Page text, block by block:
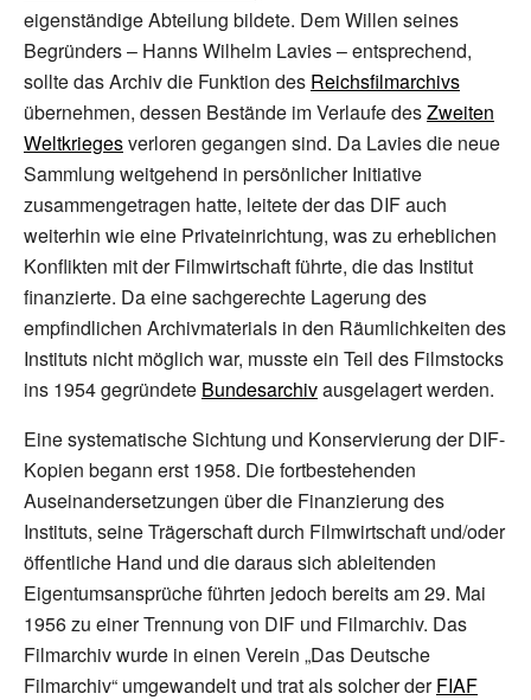
eigenständige Abteilung bildete. Dem Willen seines
Begründers – Hanns Wilhelm Lavies – entsprechend,
sollte das Archiv die Funktion des Reichsfilmarchivs
übernehmen, dessen Bestände im Verlaufe desZweiten
Weltkriegesverloren gegangen sind. Da Lavies die neue
Sammlung weitgehend in persönlicher Initiative
zusammengetragen hatte, leitete der das DIF auch
weiterhin wie eine Privateinrichtung, was zu erheblichen
Konflikten mit der Filmwirtschaft führte, die das Institut
finanzierte. Da eine sachgerechte Lagerung des
empfindlichen Archivmaterials in den Räumlichkeiten des
Instituts nicht möglich war, musste ein Teil des Filmstocks
ins 1954 gegründete Bundesarchivausgelagert werden.
Eine systematische Sichtung und Konservierung der DIF-
Kopien begann erst 1958. Die fortbestehenden
Auseinandersetzungen über die Finanzierung des
Instituts, seine Trägerschaft durch Filmwirtschaft und/oder
öffentliche Hand und die daraus sich ableitenden
Eigentumsansprüche führten jedoch bereits am 29. Mai
1956 zu einer Trennung von DIF und Filmarchiv. Das
Filmarchiv wurde in einen Verein „Das Deutsche
Filmarchiv“ umgewandelt und trat als solcher derFIAF